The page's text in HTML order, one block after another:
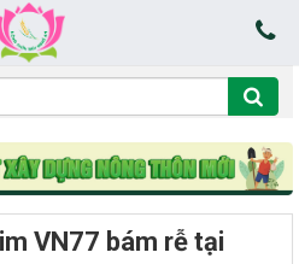
VN77 bám rễ tại